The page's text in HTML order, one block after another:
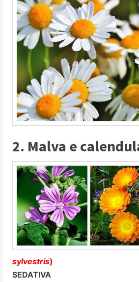
2. Malva e
sylvestris)
SEDATIVA